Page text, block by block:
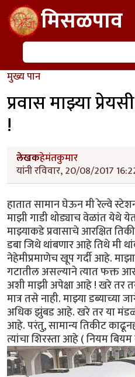
Skip to main contentमिसळपाव
शोध
मुख्य पान
प्रवास माझ्या
!
लेखकहेमंतकुमार
यांनी रविवार, 20/08/2017
हातात सामान घेऊन मी रेल्वे
माझी गाडी थोड्याच वेळांत येथे
माझ्याकडे प्रवासाचे आरक्षित
डबा जिथे थांबणार आहे तिथे मी
नेहेमीप्रमाणेच खूप गर्दी आहे. माझा
गटातील असल्याने त्यात फक्त
अशी माझी अपेक्षा आहे ! खरे तर
मात्र तसे नाही. माझ्या डब्याच्या
अधिक झुंबड आहे. खरे तर या
आहे. परंतु, सामान्य तिकीट
त्यांचा शिरस्ता आहे ( नियम